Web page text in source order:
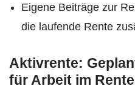
Eigene Beiträge zur
die laufende Rente
Aktivrente:
für Arbeit im